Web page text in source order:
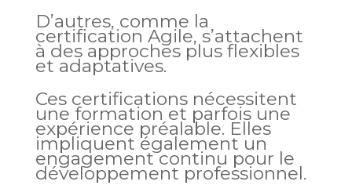
D’autres, comme la
certification Agile, s’attachent
à des approches plus flexibles
et adaptatives.
Ces certifications nécessitent
une formation et parfois une
expérience préalable. Elles
impliquent également un
engagement continu pour le
développement professionnel.